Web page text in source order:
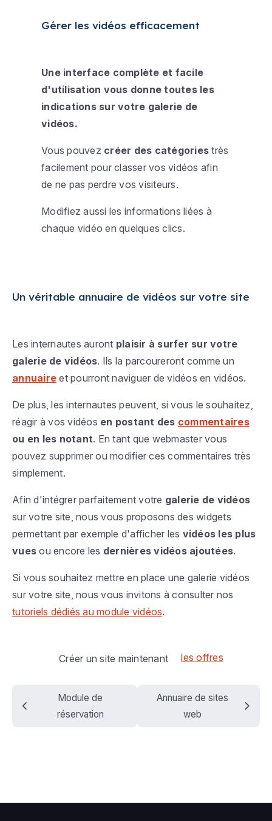
Gérer les vidéos efficacement
Une interface complète et facile
d'utilisation vous donne toutes les
indications sur votre galerie de
vidéos.
Vous pouvez créer des catégories très
facilement pour classer vos vidéos afin
de ne pas perdre vos visiteurs.
Modifiez aussi les informations liées à
chaque vidéo en quelques clics.
Un véritable annuaire de vidéos sur votre site
Les internautes auront plaisir à surfer sur votre
galerie de vidéos. Ils la parcoureront comme un
annuaire et pourront naviguer de vidéos en vidéos.
De plus, les internautes peuvent, si vous le souhaitez,
réagir à vos vidéos en postant des commentaires
ou en les notant. En tant que webmaster vous
pouvez supprimer ou modifier ces commentaires très
simplement.
Afin d'intégrer parfaitement votre galerie de vidéos
sur votre site, nous vous proposons des widgets
permettant par exemple d'afficher les vidéos les plus
vues ou encore les dernières vidéos ajoutées.
Si vous souhaitez mettre en place une galerie vidéos
sur votre site, nous vous invitons à consulter nos
tutoriels dédiés au module vidéos.
Créer un site maintenant les offres
Module de
réservation
Annuaire de sites
web